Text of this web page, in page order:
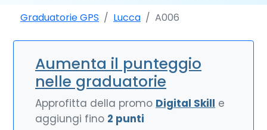
Graduatorie GPS Lucca A006
Aumenta il punteggio
nelle graduatorie
Approfitta della promo Digital Skill e
aggiungi fino 2 punti